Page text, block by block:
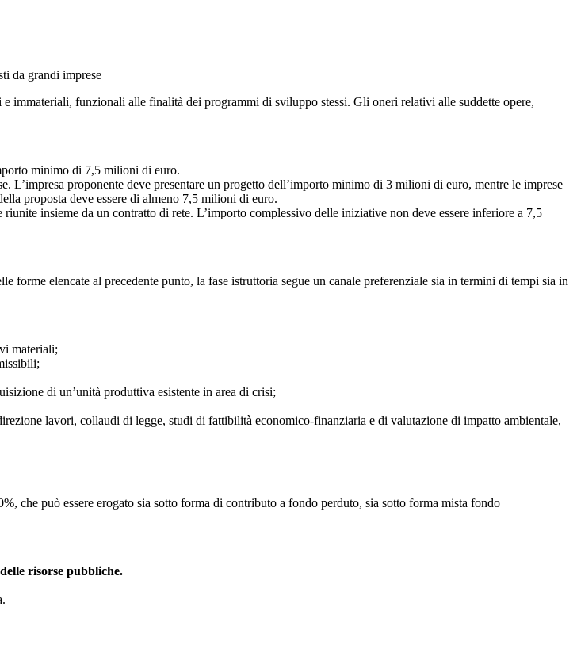
da grandi imprese
e immateriali, funzionali alle finalità dei programmi di sviluppo stessi. Gli oneri relativi alle suddette opere,
minimo di 7,5 milioni di euro.
proponente deve presentare un progetto dell’importo minimo di 3 milioni di euro, mentre le imprese
proposta deve essere di almeno 7,5 milioni di euro.
insieme da un contratto di rete. L’importo complessivo delle iniziative non deve essere inferiore a 7,5
elencate al precedente punto, la fase istruttoria segue un canale preferenziale sia in termini di tempi sia in
materiali;
di un’unità produttiva esistente in area di crisi;
lavori, collaudi di legge, studi di fattibilità economico-finanziaria e di valutazione di impatto ambientale,
che può essere erogato sia sotto forma di contributo a fondo perduto, sia sotto forma mista fondo
risorse pubbliche.